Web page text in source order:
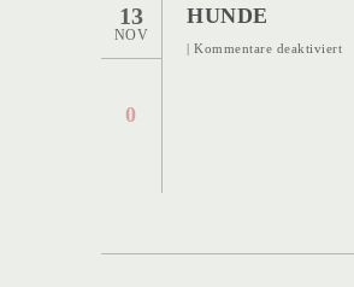
13
NOV
0
HUNDE
| Kommentare deaktiviertfür